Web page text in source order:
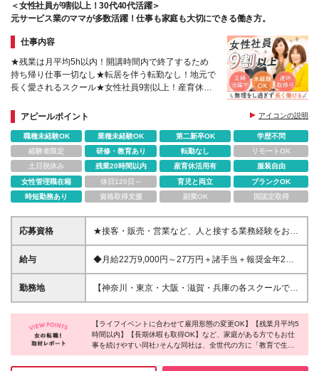
＜女性社員が9割以上！30代40代活躍＞
元サービス業のママが多数活躍！仕事も家庭も大切にできる働き方。
仕事内容
★残業は月平均5h以内！開講時間内で終了するため
持ち帰り仕事一切なし★転居を伴う転勤なし！地元で
長く愛されるスクール★女性社員9割以上！産育休復
アピールポイント
アイコンの説明
職種未経験OK 業種未経験OK 第二新卒OK
学歴不問
経験者限定
研修・教育あり 転勤なし
リモートOK
土日祝休み
残業20時間以内 産育休活用有
服装自由
女性管理職在籍
休日120日～ 育児と両立
ブランクOK
時短勤務あり
資格取得支援 副業OK 国認定取得
応募資格
★接客・販売・営業など、人と接する業務経験をお持
ちの方（年数不問） ★学歴不問
給与
◆月給22万9,000円～27万円＋諸手当＋報奨金年2回
※固定残業代含む/1万円(5時間) ※残業がない場合も支
給し、超過分は別途支給致します ※他手当含む/4,000
定残業代含む/1万円(5時間) ※残業がない場合も支給
し、超過分は別途支給致します ※他待遇・福利厚生な
どの条件は変わりません
勤務地
【神奈川・東京・大阪・滋賀・兵庫の各スクールで募
集中】 ＊勤務地は希望を考慮して決定します ＊転居
を伴う転勤はありません ＊駅から遠い勤務地は車、
バイク、自転車通勤可（社内規定あり）
━━━━━━━━━━━━━━━━━━━━━ スク
ールの所在地は下記URLをご確認ください
https://www.pc4353.net/school/
【ライフイベントに合わせて雇用形態の変更OK】【残業月平均5
時間以内】【長期休暇も取得OK】など、家庭がある方でもお仕
事を続けやすい同社♪そんな同社は、全世代の方に「教育で生き
るチカラ」を提供することをモットーに、パソコン教室やプログ
ラミング教室を運営しています。業務を通してITスキルが身につ